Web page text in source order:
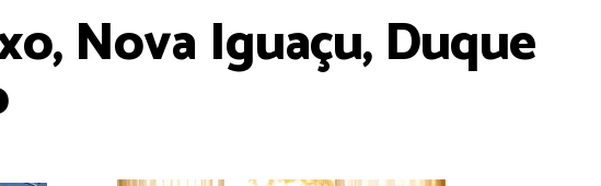
Nova Iguaçu, Duque